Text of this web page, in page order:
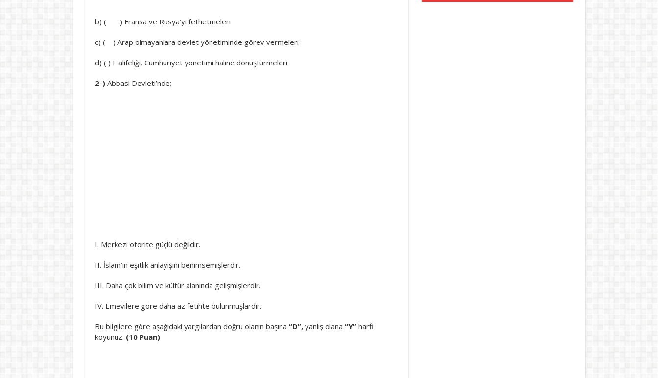
b) ( ) Fransa ve Rusya’yı fethetmeleri
c) ( ) Arap olmayanlara devlet yönetiminde görev vermeleri
d) ( ) Halifeliği, Cumhuriyet yönetimi haline dönüştürmeleri
2-)Abbasi Devleti’nde;
I. Merkezi otorite güçlü değildir.
II. İslam’ın eşitlik anlayışını benimsemişlerdir.
III. Daha çok bilim ve kültür alanında gelişmişlerdir.
IV. Emevilere göre daha az fetihte bulunmuşlardır.
Bu bilgilere göre aşağıdaki yargılardan doğru olanın başına “D”,yanlış olana “Y”harfi
koyunuz. (10 Puan)